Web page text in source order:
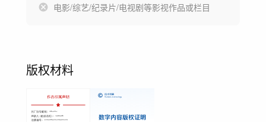
电影/综艺/纪录片/电视剧等影视作品或栏目
版权材料